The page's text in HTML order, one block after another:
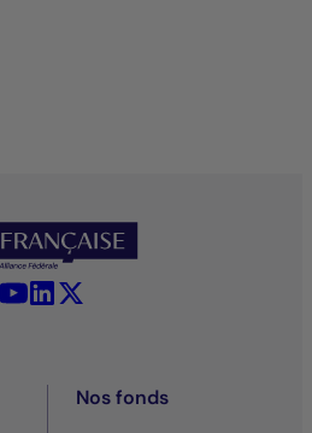
YouTube - La Française
LinkedIn - La Française
Nos fonds